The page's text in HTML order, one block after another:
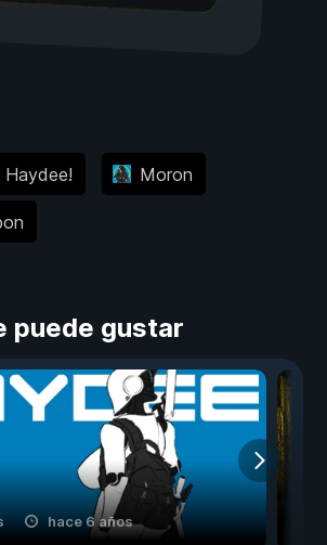
Moron
puede gustar
hace 6 años